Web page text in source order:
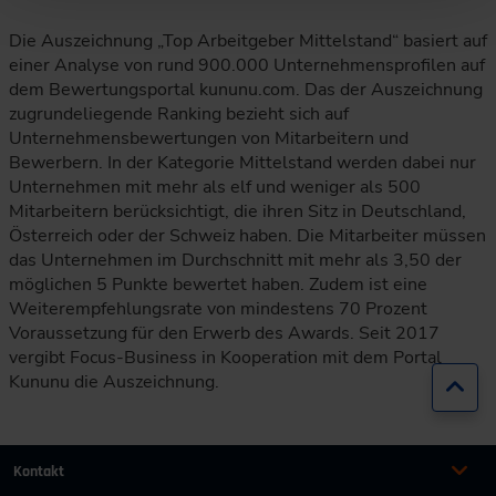
Die Auszeichnung „Top Arbeitgeber Mittelstand“ basiert auf
einer Analyse von rund 900.000 Unternehmensprofilen auf
dem Bewertungsportal kununu.com. Das der Auszeichnung
zugrundeliegende Ranking bezieht sich auf
Unternehmensbewertungen von Mitarbeitern und
Bewerbern. In der Kategorie Mittelstand werden dabei nur
Unternehmen mit mehr als elf und weniger als 500
Mitarbeitern berücksichtigt, die ihren Sitz in Deutschland,
Österreich oder der Schweiz haben. Die Mitarbeiter müssen
das Unternehmen im Durchschnitt mit mehr als 3,50 der
möglichen 5 Punkte bewertet haben. Zudem ist eine
Weiterempfehlungsrate von mindestens 70 Prozent
Voraussetzung für den Erwerb des Awards. Seit 2017
vergibt Focus-Business in Kooperation mit dem Portal
Kununu die Auszeichnung.
Kontakt